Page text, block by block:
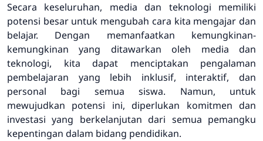
Secara keseluruhan, media dan teknologi memiliki
potensi besar untuk mengubah cara kita mengajar dan
belajar. Dengan memanfaatkan kemungkinan-
kemungkinan yang ditawarkan oleh media dan
teknologi, kita dapat menciptakan pengalaman
pembelajaran yang lebih inklusif, interaktif, dan
personal bagi semua siswa. Namun, untuk
mewujudkan potensi ini, diperlukan komitmen dan
investasi yang berkelanjutan dari semua pemangku
kepentingan dalam bidang pendidikan.